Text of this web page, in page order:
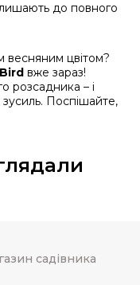
до повного
цвітом?
вже зараз!
розсадника – і
Поспішайте,
садівника